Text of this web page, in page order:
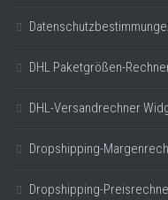
DHL Paketgrößen-
DHL-Versandrechner
Dropshipping-
Dropshipping-